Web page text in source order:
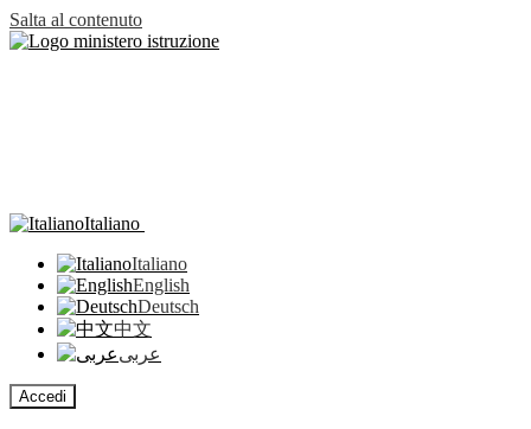
Salta al contenuto
Italiano
Italiano
English
Deutsch
中文
عربى
Accedi